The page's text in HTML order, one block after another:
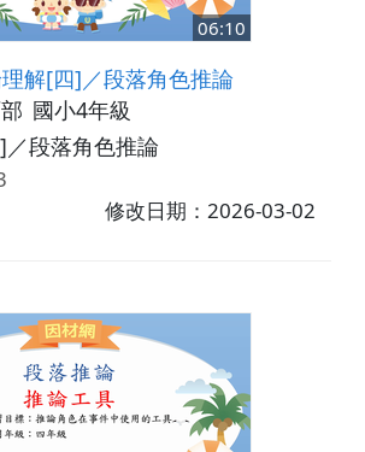
06:10
解[四]／段落角色推論
國小4年級
段落角色推論
修改日期：2026-03-02